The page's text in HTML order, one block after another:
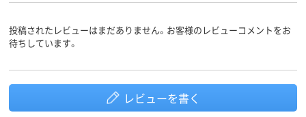
投稿されたレビューはまだありません。お客様のレビューコメントをお
待ちしています。
レビューを書く